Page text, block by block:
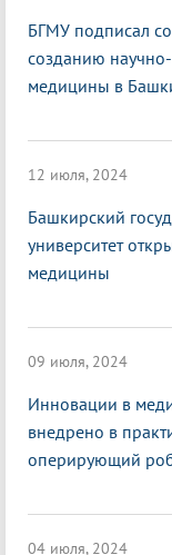
БГМУ подписал
созданию
медицины в
12 июля, 2024
Башкирский
университет
медицины
09 июля, 2024
Инновации в
внедрено в
оперирующий
04 июля, 2024